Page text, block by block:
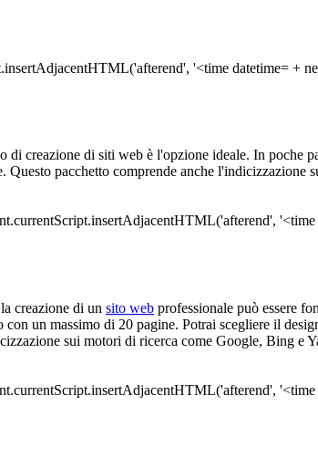
creazione di siti web è l'opzione ideale. In poche
pacchetto comprende anche l'indicizzazione
creazione di un sito web professionale può essere
un massimo di 20 pagine. Potrai scegliere il
sui motori di ricerca come Google, Bing e